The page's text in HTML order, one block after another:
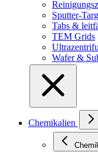
Sputter-
Tabs &
TEM Grids
Wafer &
Chemikalien